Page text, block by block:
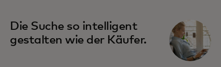
Die Suche so intelligent
gestalten wie der Käufer.